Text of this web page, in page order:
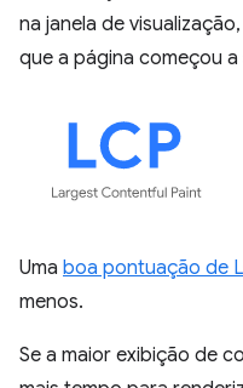
na janela de
que a página começou
Uma boa pontuação de
menos.
Se a maior exibição de